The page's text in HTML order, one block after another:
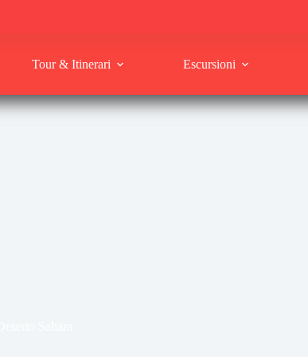
Tour & Itinerari Escursioni